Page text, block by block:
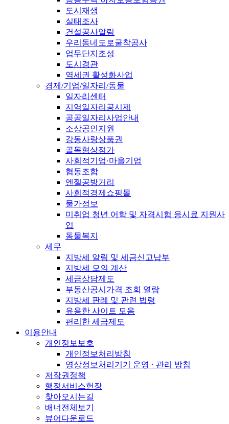
도시재생
실태조사
건설공사알림
우리동네도로굴착공사
업무단지조성
도시경관
역세권 활성화사업
경제/기업/일자리/동물
일자리센터
지역일자리공시제
공공일자리사업안내
소상공인지원
강동사랑상품권
골목형상점가
사회적기업·마을기업
협동조합
엔젤공방거리
사회적경제쇼핑몰
물가정보
미취업 청년 어학 및 자격시험 응시료 지원사
업
동물복지
세무
지방세 알림 및 세금신고납부
지방세 모의 계산
세금상담제도
부동산공시가격 조회 열람
지방세 판례 및 관련 법령
유용한 사이트 모음
편리한 세금제도
이용안내
개인정보보호
개인정보처리방침
영상정보처리기기 운영 · 관리 방침
저작권정책
행정서비스헌장
찾아오시는길
배너전체보기
뷰어다운로드